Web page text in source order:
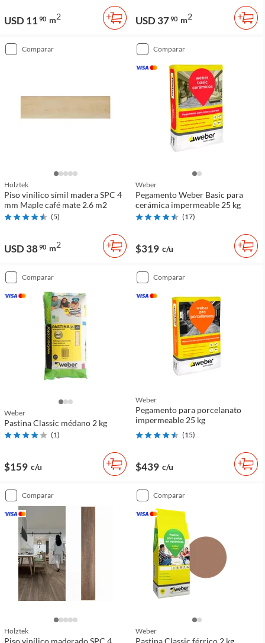
USD 11 90 m2 USD 3790 m2
comparar
Holztek
Piso vinílico símil madera SPC 4
mm Maple café mate 2.6 m2
(5)
USD 3890 m2
comparar
Weber
Pegamento Weber Basic para
cerámica impermeable 25 kg
(17)
$319 c/u
comparar
Weber
Pastina Classic médano 2 kg
(1)
$159 c/u
comparar
Weber
Pegamento para porcelanato
impermeable 25 kg
(15)
$439 c/u
comparar
Holztek
comparar
Weber